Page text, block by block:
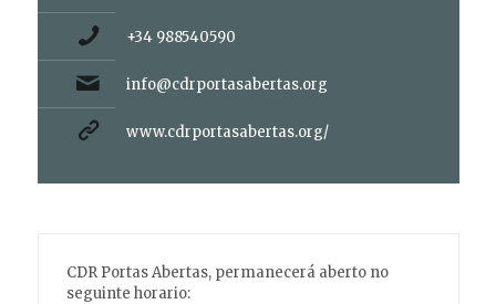
+34 988540590
info@cdrportasabertas.org
www.cdrportasabertas.org/
CDR Portas Abertas, permanecerá aberto no
seguinte horario: